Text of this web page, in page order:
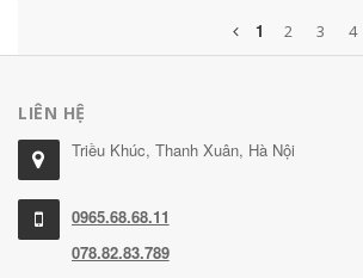
1 2 3 4
LIÊN HỆ
Triều Khúc, Thanh Xuân, Hà Nội
0965.68.68.11
078.82.83.789